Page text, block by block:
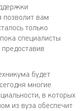
позволит вам
только
специалисты
будет
многие
в которых
из вуза обеспечит